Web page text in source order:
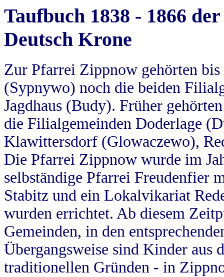
Taufbuch 1838 - 1866
Deutsch Krone
Zur Pfarrei Zippnow gehörten
(Sypnywo) noch die beiden
Jagdhaus (Budy). Früher
die Filialgemeinden Doderlage
Klawittersdorf (Glowaczewo),
Die Pfarrei Zippnow wurde im
selbständige Pfarrei Freudenfier
Stabitz und ein Lokalvikariat
wurden errichtet. Ab diesem
Gemeinden, in den
Übergangsweise sind Kinder aus
traditionellen Gründen - in